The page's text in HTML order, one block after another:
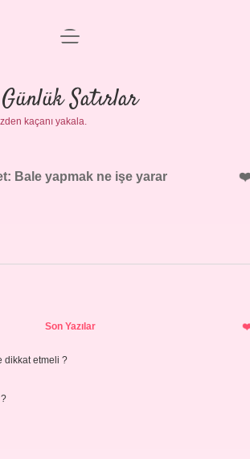
Anasayfa
Gizlilik Politikası
Yasal Uyarı
menüyü
Günlük Satırlar
kaçanı yakala.
Bale yapmak ne işe yarar
Son Yazılar
dikkat etmeli ?